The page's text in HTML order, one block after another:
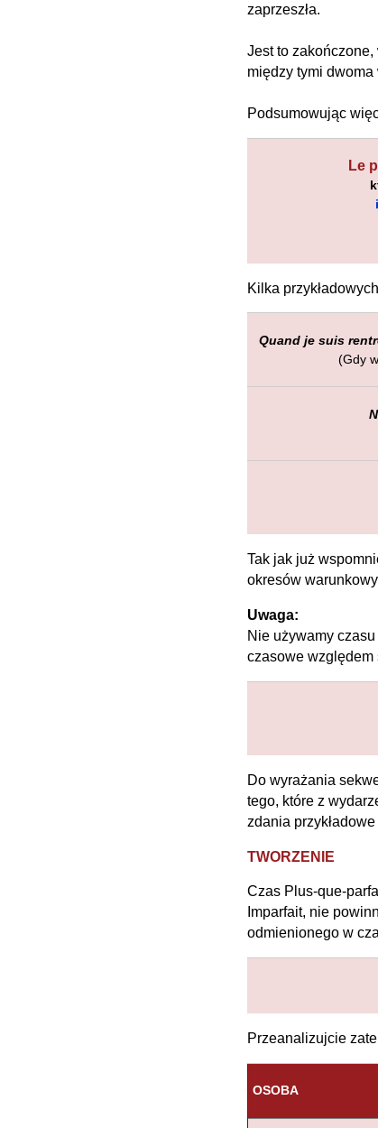
zaprzeszła.
Jest to zakończone,
między tymi
Podsumowując
Le
Kilka
Quand je suis
(Gdy
Tak jak już
okresów
Uwaga:
Nie używamy
czasowe względem
Do wyrażania
tego, które z
zdania
TWORZENIE
Czas Plus-que-
Imparfait, nie
odmienionego w
Przeanalizujcie
OSOBA